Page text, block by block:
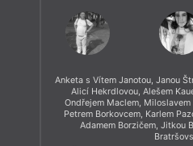
Anketa s Vítem Janotou, Janou
Alicí Hekrdlovou, Alešem
Ondřejem Maclem,
Petrem Borkovcem, Karlem
Adamem Borzičem, Jitkou